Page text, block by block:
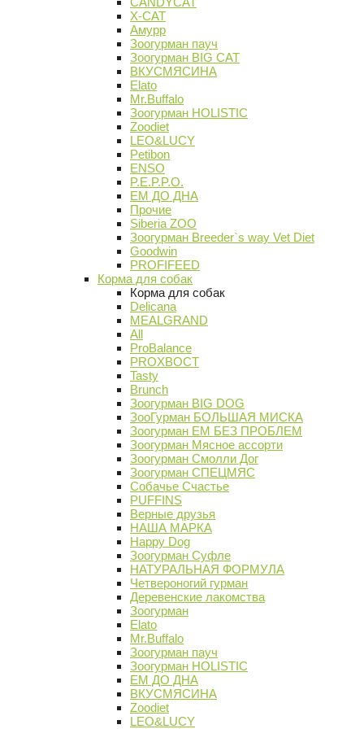
X-CAT
Амурр
Зоогурман пауч
Зоогурман BIG CAT
ВКУСМЯСИНА
Elato
Mr.Buffalo
Зоогурман HOLISTIC
Zoodiet
LEO&LUCY
Petibon
ENSO
P.E.P.P.O.
ЕМ ДО ДНА
Прочие
Siberia ZOO
Зоогурман Breeder`s way Vet Diet
Goodwin
PROFIFEED
Корма для собак
Корма для собак
Delicana
MEALGRAND
All
ProBalance
PROХВОСТ
Tasty
Brunch
Зоогурман BIG DOG
ЗооГурман БОЛЬШАЯ МИСКА
Зоогурман ЕМ БЕЗ ПРОБЛЕМ
Зоогурман Мясное ассорти
Зоогурман Смолли Дог
Зоогурман СПЕЦМЯС
Собачье Счастье
PUFFINS
Верные друзья
НАША МАРКА
Happy Dog
Зоогурман Суфле
НАТУРАЛЬНАЯ ФОРМУЛА
Четвероногий гурман
Деревенские лакомства
Зоогурман
Elato
Mr.Buffalo
Зоогурман пауч
Зоогурман HOLISTIC
ЕМ ДО ДНА
ВКУСМЯСИНА
Zoodiet
LEO&LUCY